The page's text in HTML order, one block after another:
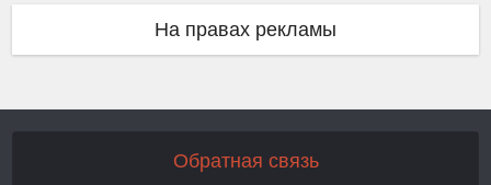
На правах рекламы
Обратная связь